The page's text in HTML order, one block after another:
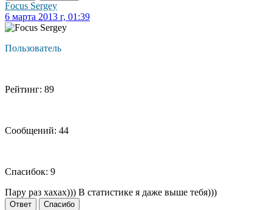
Focus Sergey
6 марта 2013 г, 01:39
Пользователь
Рейтинг: 89
Сообщений: 44
Спасибок: 9
Пару раз хахах))) В статистике я даже выше тебя)))
Ответ Спасибо